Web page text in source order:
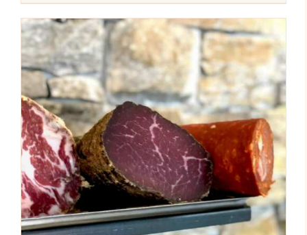
AJOUTER AU PANIER
/
DÉTAILS